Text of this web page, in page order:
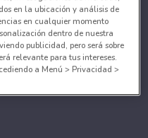
en la ubicación y análisis de
en cualquier momento
dentro de nuestra
publicidad, pero será sobre
relevante para tus intereses.
a Menú > Privacidad >